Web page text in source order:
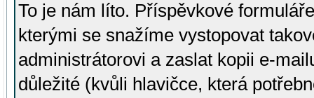
To je nám líto. Příspěvkové
kterými se snažíme vystopovat
administrátorovi a zaslat kopii e-
důležité (kvůli hlavičce, která